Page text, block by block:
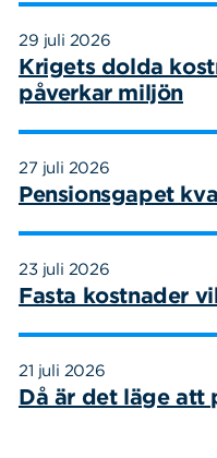
29 juli 2026
Krigets dolda
påverkar miljön
27 juli 2026
Pensionsgapet
23 juli 2026
Fasta kostnader
21 juli 2026
Då är det läge att